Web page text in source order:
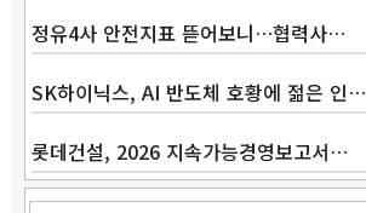
정유4사 안전지표 뜯어보니…협력사…
SK하이닉스, AI 반도체 호황에 젊은 인…
롯데건설, 2026 지속가능경영보고서…